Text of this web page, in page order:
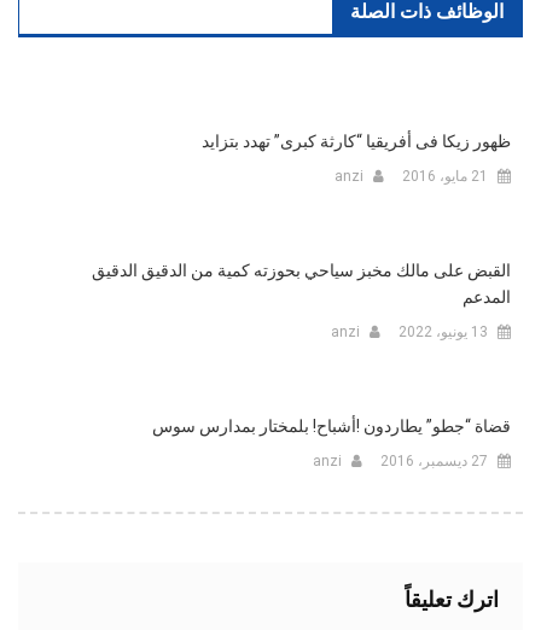
الوظائف ذات الصلة
ظهور زيكا فى أفريقيا “كارثة كبرى” تهدد بتزايد
21 مايو، 2016 anzi
القبض على مالك مخبز سياحي بحوزته كمية من الدقيق الدقيق
المدعم
13 يونيو، 2022 anzi
قضاة “جطو” يطاردون !أشباح! بلمختار بمدارس سوس
27 ديسمبر، 2016 anzi
اترك تعليقاً